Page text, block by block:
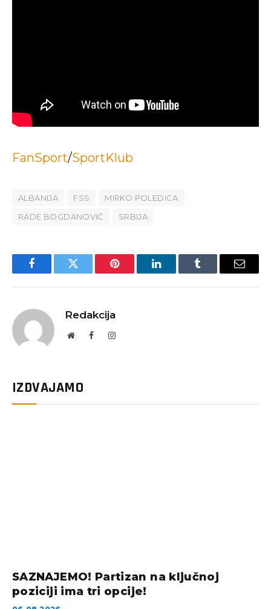
FanSport/SportKlub
ALBANIJA FSS
MIRKO POLEDICA
RADE BOGDANOVIĆ
SRBIJA
FacebookTwitter Pinterest LinkedInTumblr Email
Redakcija
WebsiteFacebookInstagram
IZDVAJAMO
SAZNAJEMO! Partizan na ključnoj
poziciji ima tri opcije!